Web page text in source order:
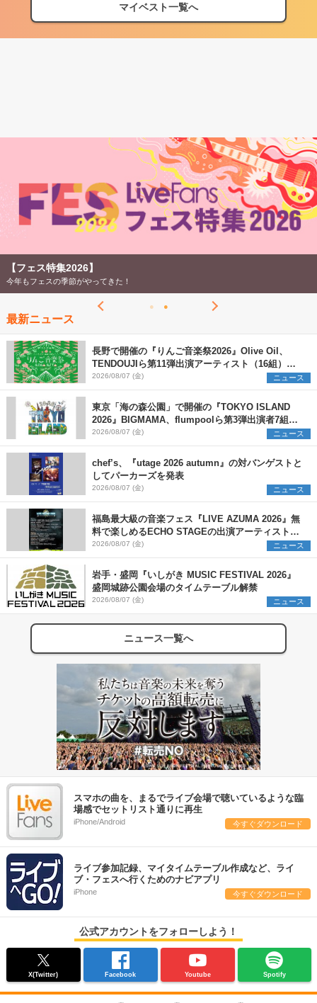
マイベスト一覧へ
【フェス特集2026】
今年もフェスの季節がやってきた！
最新ニュース
長野で開催の『りんご音楽祭2026』Olive Oil、
TENDOUJIら第11弾出演アーティスト（16組）を
発表
2026/08/07 (金) ニュース
東京「海の森公園」で開催の『TOKYO ISLAND
2026』BIGMAMA、flumpoolら第3弾出演者7組を
発表 ワークショップ・アート出展者を募集
2026/08/07 (金) ニュース
chef’s、『utage 2026 autumn』の対バンゲストと
してパーカーズを発表
2026/08/07 (金) ニュース
福島最大級の音楽フェス『LIVE AZUMA 2026』無
料で楽しめるECHO STAGEの出演アーティストを
発表
2026/08/07 (金) ニュース
岩手・盛岡『いしがき MUSIC FESTIVAL 2026』
盛岡城跡公園会場のタイムテーブル解禁
2026/08/07 (金) ニュース
ニュース一覧へ
スマホの曲を、まるでライブ会場で聴いているような臨
場感でセットリスト通りに再生
iPhone/Android 今すぐダウンロード
ライブ参加記録、マイタイムテーブル作成など、ライ
ブ・フェスへ行くためのナビアプリ
iPhone 今すぐダウンロード
公式アカウントをフォローしよう！
X(Twitter) Facebook Youtube Spotify